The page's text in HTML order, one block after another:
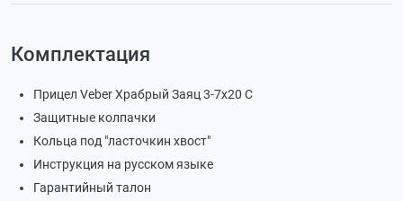
Комплектация
Прицел Veber Храбрый Заяц 3-7x20 C
Защитные колпачки
Кольца под "ласточкин хвост"
Инструкция на русском языке
Гарантийный талон